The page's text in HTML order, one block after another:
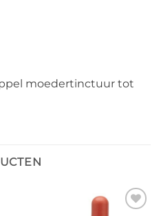
moedertinctuur tot